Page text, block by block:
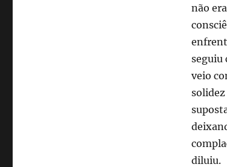
não
seguiu
veio
solidez
diluiu.